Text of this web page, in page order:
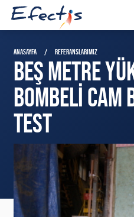
ANASAYFA REFERANSLARIMIZ
BEŞ METRE
BOMBELI CAM
TEST